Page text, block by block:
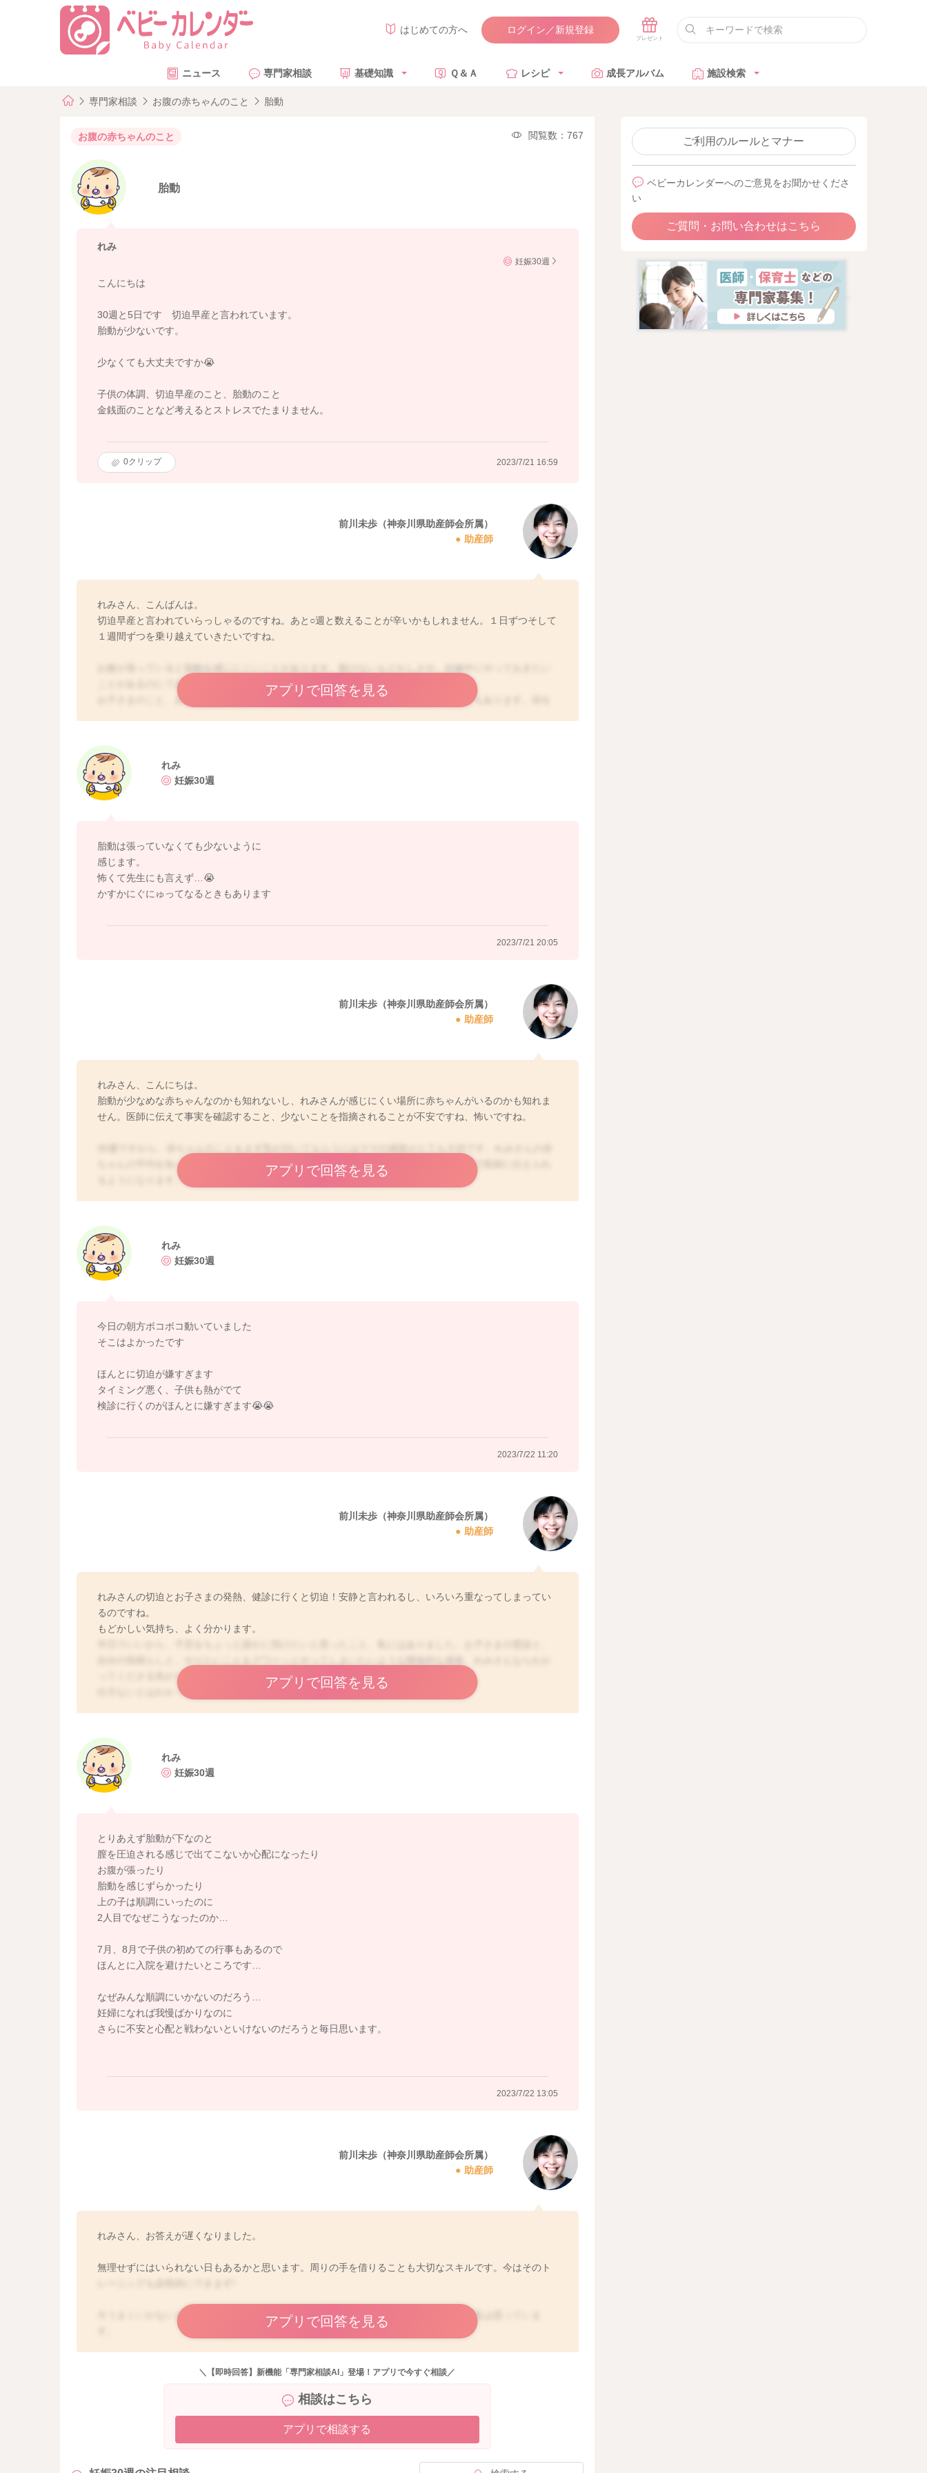
はじめての方へ ログイン／新規登録
ニュース 専門家相談 基礎知識 Ｑ＆Ａ レシピ 成長アルバム 施設検索
専門家相談 お腹の赤ちゃんのこと 胎動
お腹の赤ちゃんのこと 閲覧数：767
胎動
れみ
妊娠30週
こんにちは
30週と5日です 切迫早産と言われています。
胎動が少ないです。
少なくても大丈夫ですか😭
子供の体調、切迫早産のこと、胎動のこと
金銭面のことなど考えるとストレスでたまりません。
0クリップ 2023/7/21 16:59
前川未歩（神奈川県助産師会所属）
助産師
れみさん、こんばんは。
切迫早産と言われていらっしゃるのですね。あと○週と数えることが辛いかもしれません。１日ずつそして
１週間ずつを乗り越えていきたいですね。
ことがあるのにできない辛さなどいろいろ考えてしまうこともありますね。
お子さまのこと、お金のこと、安静にしていると頭だけがキリキリと冴えてしまうこともあります。頭を
妊娠が進み、ホルモンバランスも乱れてきています。落ち着かない、変わりやすい時期です。お一人で抱
えず、ご家族にも伝えて発散してくださいね。
ご相談ありがとうございました。
アプリで回答を見る
れみ
妊娠30週
胎動は張っていなくても少ないように
感じます。
怖くて先生にも言えず…😭
かすかにぐにゅってなるときもあります
2023/7/21 20:05
前川未歩（神奈川県助産師会所属）
助産師
れみさん、こんにちは。
胎動が少なめな赤ちゃんなのかも知れないし、れみさんが感じにくい場所に赤ちゃんがいるのかも知れま
せん。医師に伝えて事実を確認すること、少ないことを指摘されることが不安ですね、怖いですね。
ちゃんの平均を知っておくことで、れみさんが「少ない」と感じる胎動を客観的に秒数で医師に伝えられ
るようになります。
・胎動を感じやすい体勢、楽な姿勢になります。
・最初に感じた胎動を1回目とし、10回動くまでにかかる時間を測ります。（ぐるぐる、ポコポコっと連続
で動いた場合1回とカウント、少しでも間があいたり途切れる場合は1回とカウント）
いつも30分かかるのであれば、それがれみさんの赤ちゃんの個性ですから、「少ない」ことになりませ
り胎動カウントに時間がかかります」と伝えることができるからです。そのほうが伝えやすいのではない
でしょうか。
アプリで回答を見る
れみ
妊娠30週
今日の朝方ボコボコ動いていました
そこはよかったです
ほんとに切迫が嫌すぎます
タイミング悪く、子供も熱がでて
検診に行くのがほんとに嫌すぎます😭😭
2023/7/22 11:20
前川未歩（神奈川県助産師会所属）
助産師
れみさんの切迫とお子さまの発熱、健診に行くと切迫！安静と言われるし、いろいろ重なってしまってい
るのですね。
もどかしい気持ち、よく分かります。
ってくださる気がします。
仕方ないとはわかっているのですけどね、言いたくなりますね。
穏やかな気持ちでばかりいられませんよね。
たくさんの想像力と忍耐力、そして時には発散して、どうにかこうにか過ごしてみましょう。そしたら今
日は乗り越えられます。
アプリで回答を見る
れみ
妊娠30週
とりあえず胎動が下なのと
膣を圧迫される感じで出てこないか心配になったり
お腹が張ったり
胎動を感じずらかったり
上の子は順調にいったのに
2人目でなぜこうなったのか…
7月、8月で子供の初めての行事もあるので
ほんとに入院を避けたいところです…
なぜみんな順調にいかないのだろう…
妊婦になれば我慢ばかりなのに
さらに不安と心配と戦わないといけないのだろうと毎日思います。
2023/7/22 13:05
前川未歩（神奈川県助産師会所属）
助産師
れみさん、お答えが遅くなりました。
無理せずにはいられない日もあるかと思います。周りの手を借りることも大切なスキルです。今はそのト
今うまくいかないと感じることがあるときは、いいことポイントが貯まっている時だと私は思っていま
毎日、今日頑張った自分自信を褒めて認めてあげる時間を作ってくださいね。
アプリで回答を見る
2023/7/25 12:28
＼【即時回答】新機能「専門家相談AI」登場！アプリで今すぐ相談／
相談はこちら
アプリで相談する
ご利用のルールとマナー
ベビーカレンダーへのご意見をお聞かせくださ
い
ご質問・お問い合わせはこちら